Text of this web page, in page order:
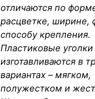
отличаются по
расцветке, ширине,
способу крепления.
Пластиковые уголки
изготавливаются в
вариантах – мягком,
полужестком и